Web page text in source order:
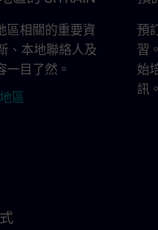
區相關的重要資
、本地聯絡人及
一目了然。
區
預
習
始
訊。